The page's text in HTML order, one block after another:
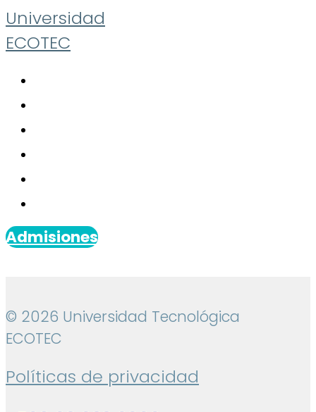
Universidad
ECOTEC
Admisiones
© 2026 Universidad Tecnológica
ECOTEC
Políticas de privacidad